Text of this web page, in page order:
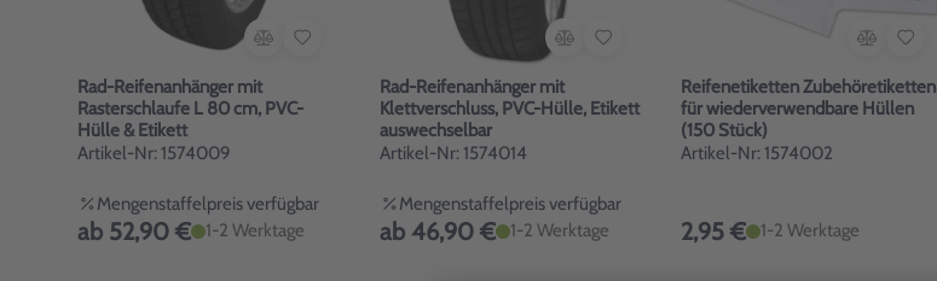
Rad-Reifenanhänger mit
Rasterschlaufe L 80 cm, PVC-
Hülle & Etikett
Artikel-Nr: 1574009
Mengenstaffelpreis verfügbar
ab 52,90 € 1-2 Werktage
Rad-Reifenanhänger mit
Klettverschluss, PVC-Hülle, Etikett
auswechselbar
Artikel-Nr: 1574014
Mengenstaffelpreis verfügbar
ab 46,90 € 1-2 Werktage
Reifenetiketten Zubehöretiketten
für wiederverwendbare Hüllen
(150 Stück)
Artikel-Nr: 1574002
2,95 € 1-2 Werktage